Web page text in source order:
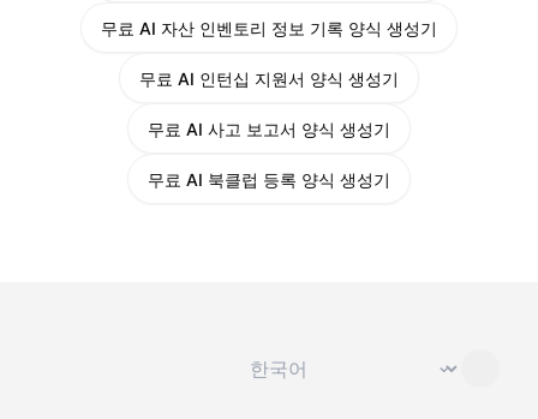
무료 AI 자산 인벤토리 정보 기록 양식 생성기
무료 AI 인턴십 지원서 양식 생성기
무료 AI 사고 보고서 양식 생성기
무료 AI 북클럽 등록 양식 생성기
⌄